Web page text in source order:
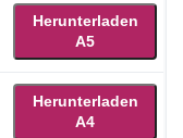
Herunterladen
A5
Herunterladen
A4